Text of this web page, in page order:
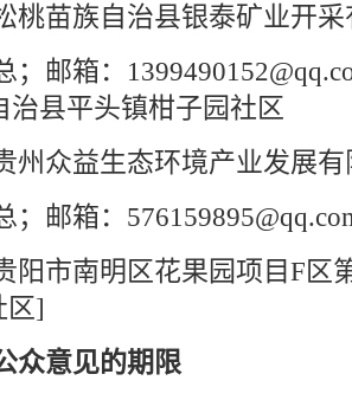
桃苗族自治县银泰矿业开
；邮箱：
治县平头镇柑子园社区
州众益生态环境产业发展
；邮箱：
阳市南明区花果园项目F区
区]
众意见的期限